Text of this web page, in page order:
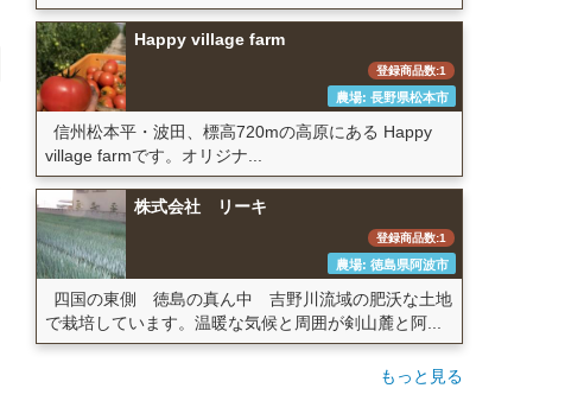
Happy village farm
登録商品数:1
農場: 長野県松本市
信州松本平・波田、標高720mの高原にある Happy
village farmです。オリジナ...
株式会社 リーキ
登録商品数:1
農場: 徳島県阿波市
四国の東側 徳島の真ん中 吉野川流域の肥沃な土地
で栽培しています。温暖な気候と周囲が剣山麓と阿...
もっと見る